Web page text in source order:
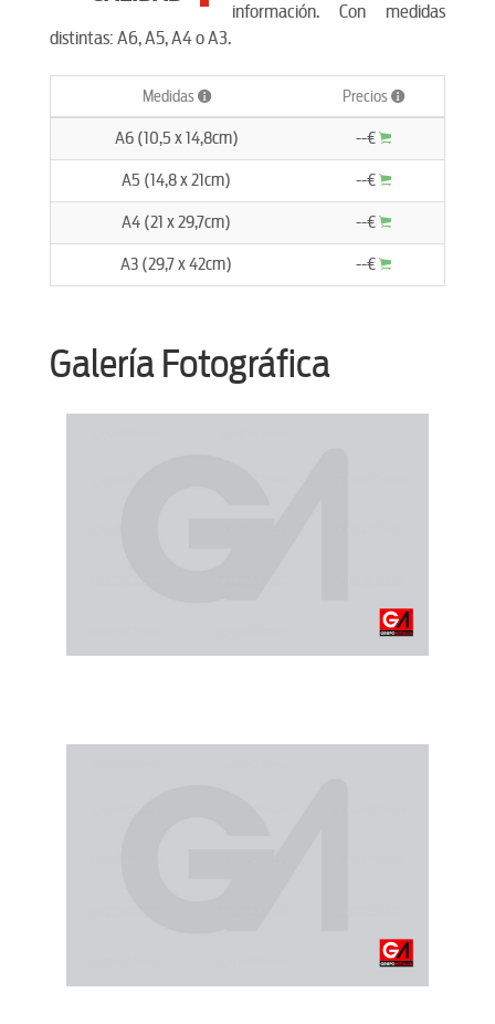
información. Con medidas
distintas: A6, A5, A4 o A3.
Medidas Precios
A6 (10,5 x 14,8cm) --€
A5 (14,8 x 21cm) --€
A4 (21 x 29,7cm) --€
A3 (29,7 x 42cm) --€
Galería Fotográfica